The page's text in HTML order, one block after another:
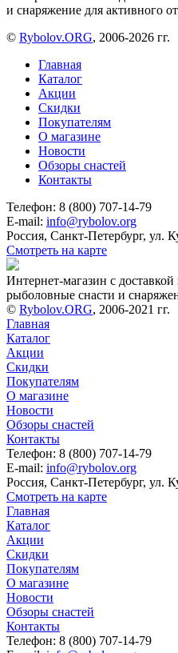
и снаряжение для активного
© Rybolov.ORG, 2006-2026 гг.
Главная
Каталог
Акции
Скидки
Покупателям
О магазине
Новости
Обзоры снастей
Контакты
Телефон: 8 (800) 707-14-79
E-mail: info@rybolov.org
Россия, Санкт-Петербург, ул.
Смотреть на карте
Интернет-магазин с
рыболовные снасти и
© Rybolov.ORG, 2006-2021 гг.
Главная
Каталог
Акции
Скидки
Покупателям
О магазине
Новости
Обзоры снастей
Контакты
Телефон: 8 (800) 707-14-79
E-mail: info@rybolov.org
Россия, Санкт-Петербург, ул.
Смотреть на карте
Главная
Каталог
Акции
Скидки
Покупателям
О магазине
Новости
Обзоры снастей
Контакты
Телефон: 8 (800) 707-14-79